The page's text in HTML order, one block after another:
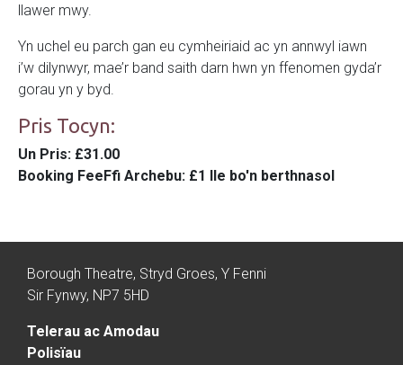
llawer mwy.
Yn uchel eu parch gan eu cymheiriaid ac yn annwyl iawn
i’w dilynwyr, mae’r band saith darn hwn yn ffenomen gyda’r
gorau yn y byd.
Pris Tocyn:
Un Pris: £31.00
Booking Fee Ffi Archebu: £1 lle bo'n berthnasol
Borough Theatre, Stryd Groes, Y Fenni
Sir Fynwy, NP7 5HD
Telerau ac Amodau
Polisïau